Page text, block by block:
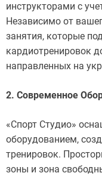
инструкторами с
Независимо от
занятия, которые
кардиотренировок
направленных на
2. Современное
«Спорт Студио»
оборудованием,
тренировок.
зоны и зона